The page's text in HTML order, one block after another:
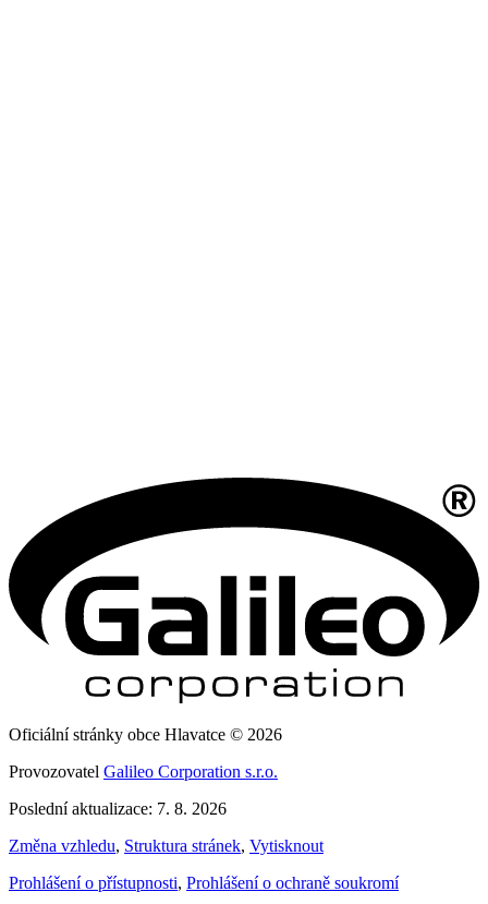
Oficiální stránky obce Hlavatce © 2026
Provozovatel Galileo Corporation s.r.o.
Poslední aktualizace: 7. 8. 2026
Změna vzhledu, Struktura stránek, Vytisknout
Prohlášení o přístupnosti, Prohlášení o ochraně soukromí